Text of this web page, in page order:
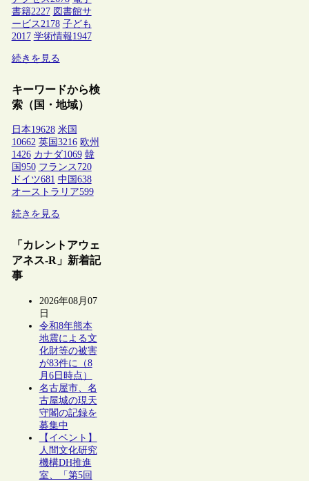
書籍2227 図書館サ
ービス 2178 子ども
2017 学術情報1947
続きを見る
キーワードから検
索（国・地域）
日本19628 米国
10662 英国 3216 欧州
1426 カナダ1069 韓
国 950 フランス 720
ドイツ681 中国 638
オーストラリア599
続きを見る
「カレントアウェ
アネス-R」新着記
事
2026年08月07
日
令和8年熊本
地震による文
化財等の被害
が83件に（8
月6日時点）
名古屋市、名
古屋城の現天
守閣の記録を
募集中
【イベント】
人間文化研究
機構DH推進
室、「第5回